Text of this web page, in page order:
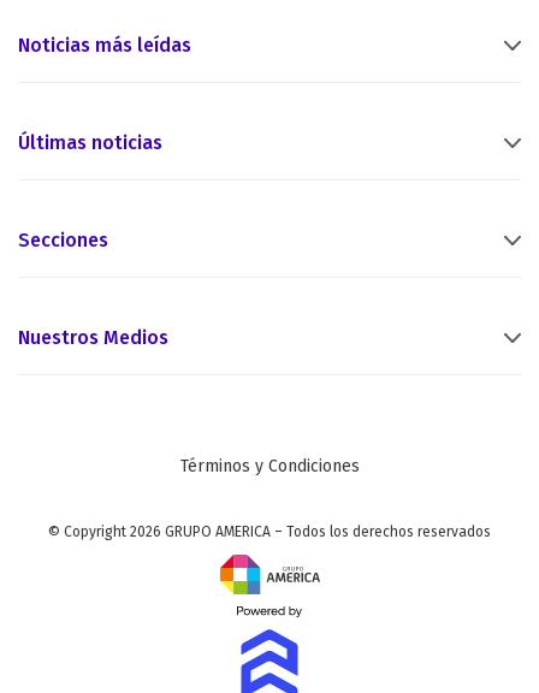
Noticias más leídas
Últimas noticias
Secciones
Nuestros Medios
Términos y Condiciones
© Copyright 2026 GRUPO AMERICA – Todos los derechos reservados